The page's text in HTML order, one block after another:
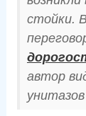
стойки.
автор